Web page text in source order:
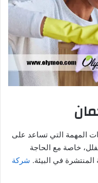
المهمة التي تساعد على
خاصة مع الحاجة
في البيئة. شركة